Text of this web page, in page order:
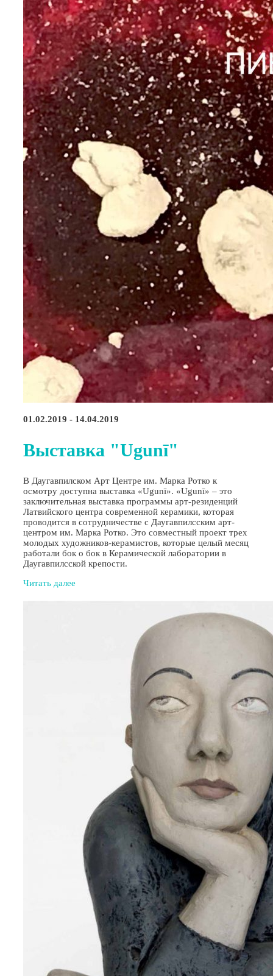
01.02.2019 - 14.04.2019
Выставка "Ugunī"
В Даугавпилском Арт Центре им. Марка Ротко к
осмотру доступна выставка «Ugunī». «Ugunī» – это
заключительная выставка программы арт-резиденций
Латвийского центра современной керамики, которая
проводится в сотрудничестве с Даугавпилсским арт-
центром им. Марка Ротко. Это совместный проект трех
молодых художников-керамистов, которые целый месяц
работали бок о бок в Керамической лаборатории в
Даугавпилсской крепости.
Читать далее